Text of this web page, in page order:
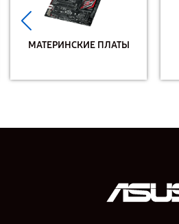
МАТЕРИНСКИЕ ПЛАТЫ